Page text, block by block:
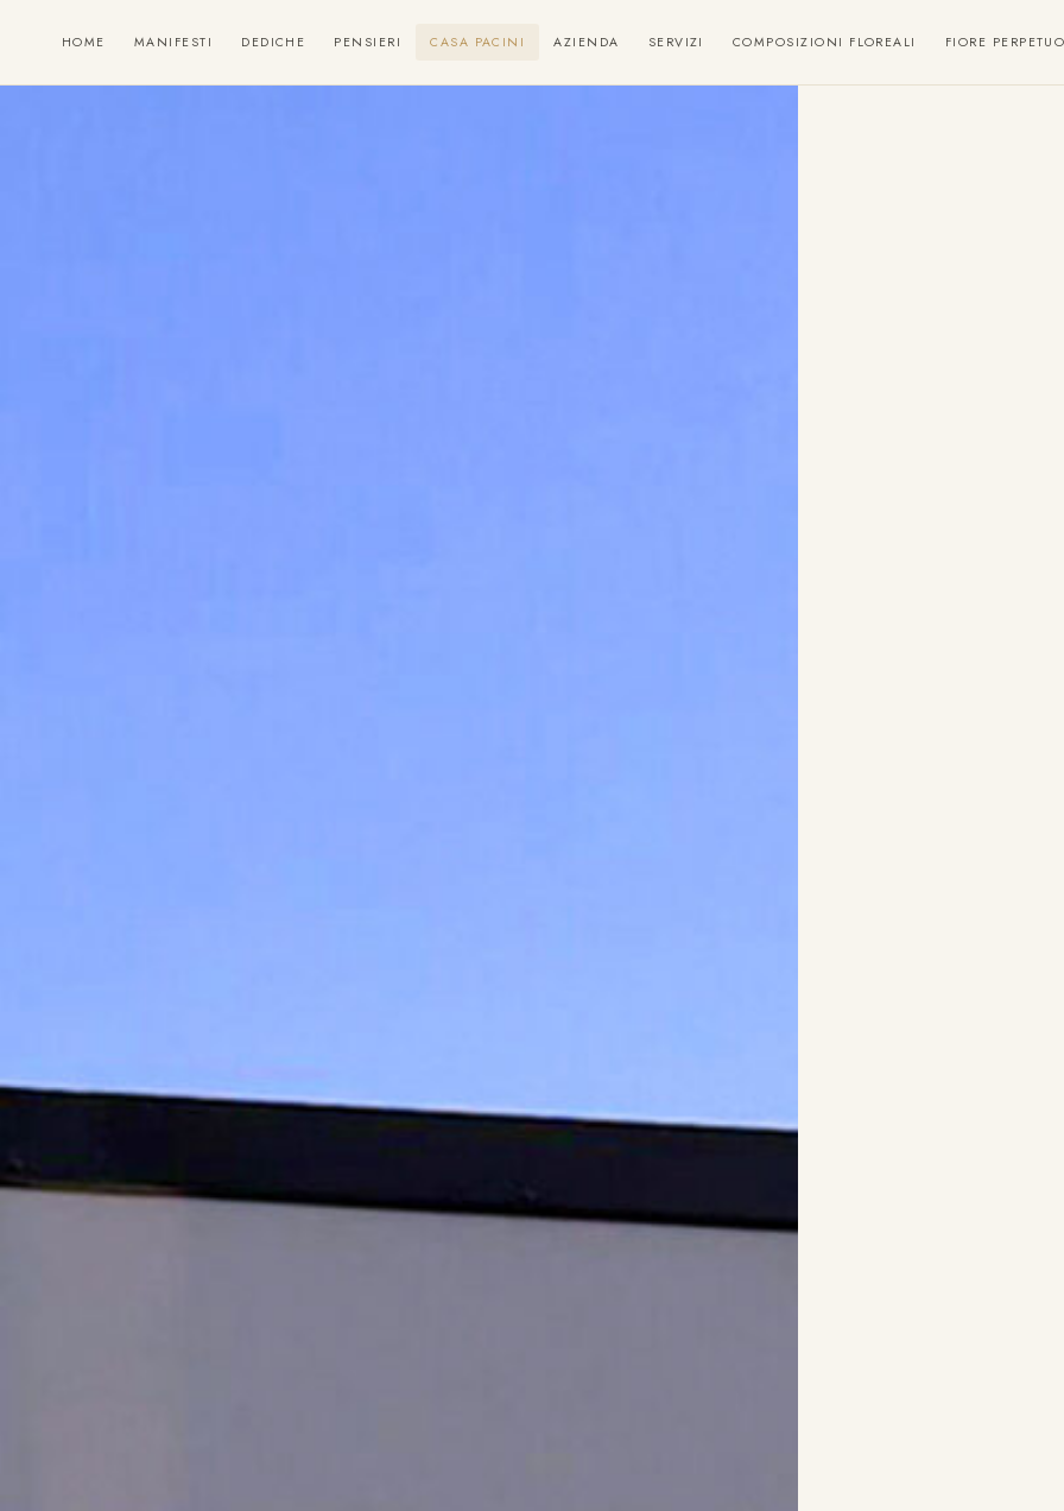
HOME MANIFESTI DEDICHE PENSIERI CASA PACINI AZIENDA SERVIZI COMPOSIZIONI FLOREALI FIORE PERPETUO